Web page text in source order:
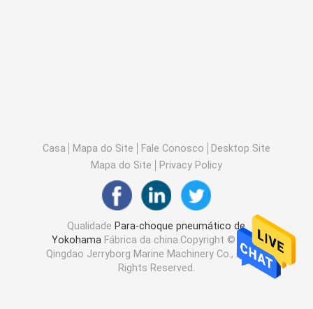
Casa Mapa do Site Fale Conosco
Desktop Site
Mapa do Site
Privacy Policy
Qualidade Para-choque pneumático de
Yokohama Fábrica da china.Copyright © 2026
Qingdao Jerryborg Marine Machinery Co., Ltd. All
Rights Reserved.